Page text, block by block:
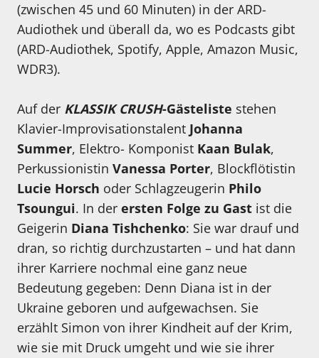
(zwischen 45 und 60 Minuten) in der ARD-
Audiothek und überall da, wo es Podcasts gibt
(ARD-Audiothek, Spotify, Apple, Amazon Music,
WDR3).
Auf der KLASSIK CRUSH-Gästeliste stehen
Klavier-Improvisationstalent Johanna
Summer, Elektro- Komponist Kaan Bulak,
Perkussionistin Vanessa Porter, Blockflötistin
Lucie Horsch oder Schlagzeugerin Philo
Tsoungui. In der ersten Folge zu Gast ist die
Geigerin Diana Tishchenko: Sie war drauf und
dran, so richtig durchzustarten – und hat dann
ihrer Karriere nochmal eine ganz neue
Bedeutung gegeben: Denn Diana ist in der
Ukraine geboren und aufgewachsen. Sie
erzählt Simon von ihrer Kindheit auf der Krim,
wie sie mit Druck umgeht und wie sie ihrer